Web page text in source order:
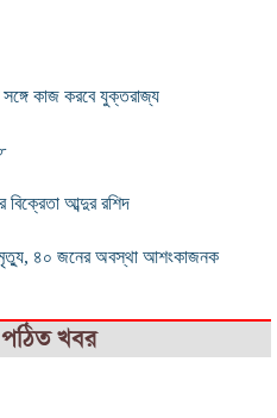
সঙ্গে কাজ করবে যুক্তরাজ্য
বিক্রেতা আব্দুর রশিদ
মৃত্যু, ৪০ জনের অবস্থা আশংকাজনক
পঠিত খবর